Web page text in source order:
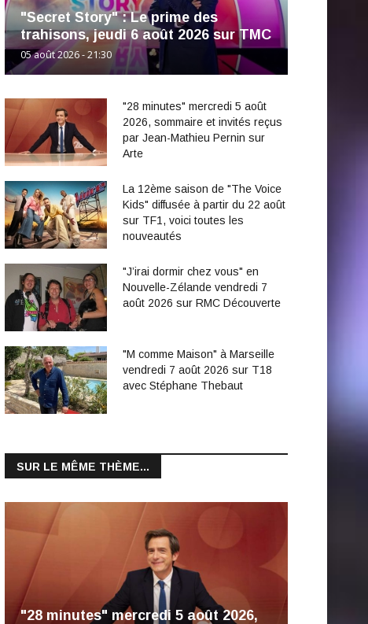
"Secret Story" : Le prime des
trahisons, jeudi 6 août 2026 sur TMC
05 août 2026 - 21:30
"28 minutes" mercredi 5 août
2026, sommaire et invités reçus
par Jean-Mathieu Pernin sur
Arte
La 12ème saison de "The Voice
Kids" diffusée à partir du 22 août
sur TF1, voici toutes les
nouveautés
"J’irai dormir chez vous" en
Nouvelle-Zélande vendredi 7
août 2026 sur RMC Découverte
"M comme Maison" à Marseille
vendredi 7 août 2026 sur T18
avec Stéphane Thebaut
SUR LE MÊME THÈME...
"28 minutes" mercredi 5 août 2026,